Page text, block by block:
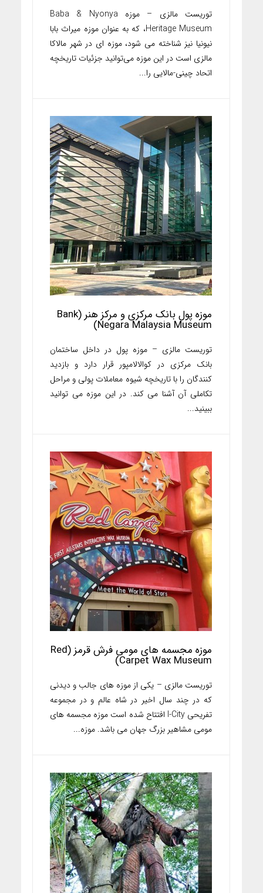
توریست مالزی – موزه Baba & Nyonya
Heritage Museum، که به عنوان موزه میراث بابا
نیونیا نیز شناخته می شود، موزه ای در شهر مالاکا
مالزی است در این موزه می‌توانید جزئیات تاریخچه
اتحاد چینی-مالایی را...
موزه پول بانک مرکزی و مرکز هنر (Bank
Negara Malaysia Museum)
توریست مالزی – موزه پول در داخل ساختمان
بانک مرکزی در کوالالامپور قرار دارد و بازدید
کنندگان را با تاریخچه شیوه معاملات پولی و مراحل
تکاملی آن آشنا می کند. در این موزه می توانید
ببینید...
موزه مجسمه های مومی فرش قرمز (Red
Carpet Wax Museum)
توریست مالزی – یکی از موزه های جالب و دیدنی
که در چند سال اخیر در شاه عالم و در مجموعه
تفریحی I-City افتتاح شده است موزه مجسمه های
مومی مشاهیر بزرگ جهان می باشد. موزه...